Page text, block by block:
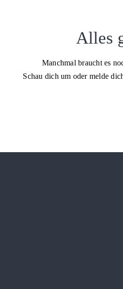
Alles
Manchmal braucht es
Schau dich um oder melde